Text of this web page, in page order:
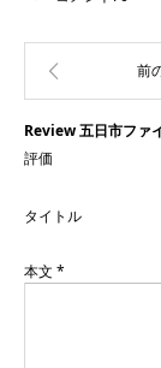
Review 五日市ファ
評価
タイトル
本文 *